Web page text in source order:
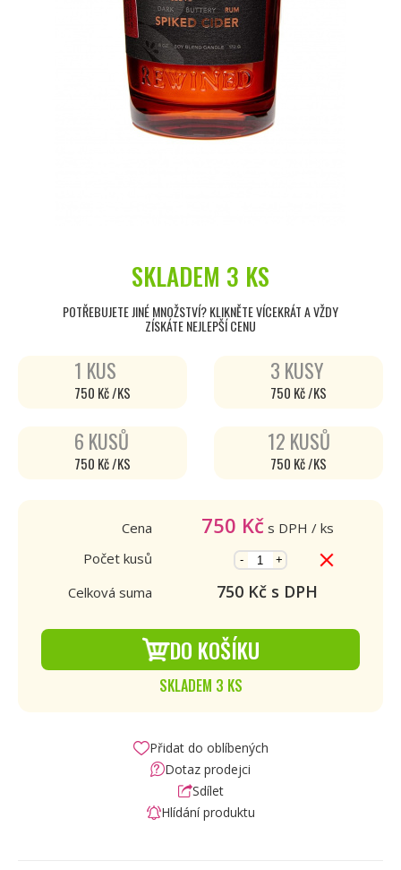
SKLADEM 3 KS
POTŘEBUJETE JINÉ MNOŽSTVÍ? KLIKNĚTE VÍCEKRÁT A VŽDY
ZÍSKÁTE NEJLEPŠÍ CENU
1 KUS
750 Kč /KS
3 KUSY
750 Kč /KS
6 KUSŮ
750 Kč /KS
12 KUSŮ
750 Kč /KS
Cena 750 Kč s DPH / ks
Počet kusů
- +
Celková suma 750 Kč s DPH
DO KOŠÍKU
SKLADEM 3 KS
Přidat do oblíbených
Dotaz prodejci
Sdílet
Hlídání produktu